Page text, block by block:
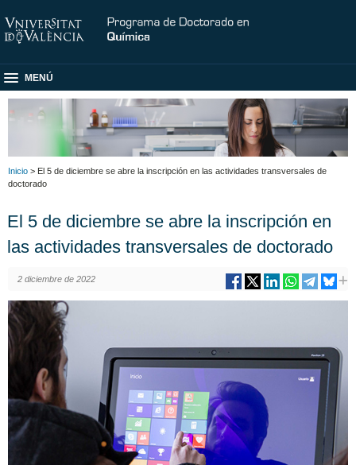
MENÚ
Inicio > El 5 de diciembre se abre la inscripción en las actividades transversales de
doctorado
El 5 de diciembre se abre la inscripción en
las actividades transversales de doctorado
2 diciembre de 2022